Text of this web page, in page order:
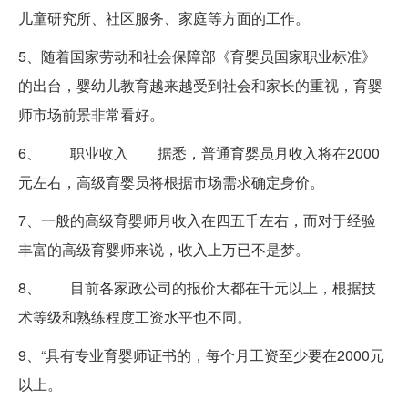
儿童研究所、社区服务、家庭等方面的工作。
5、随着国家劳动和社会保障部《育婴员国家职业标准》
的出台，婴幼儿教育越来越受到社会和家长的重视，育婴
师市场前景非常看好。
6、 职业收入 据悉，普通育婴员月收入将在2000
元左右，高级育婴员将根据市场需求确定身价。
7、一般的高级育婴师月收入在四五千左右，而对于经验
丰富的高级育婴师来说，收入上万已不是梦。
8、 目前各家政公司的报价大都在千元以上，根据技
术等级和熟练程度工资水平也不同。
9、“具有专业育婴师证书的，每个月工资至少要在2000元
以上。